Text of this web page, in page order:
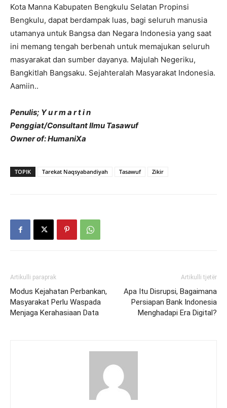
Kota Manna Kabupaten Bengkulu Selatan Propinsi
Bengkulu, dapat berdampak luas, bagi seluruh manusia
utamanya untuk Bangsa dan Negara Indonesia yang saat
ini memang tengah berbenah untuk memajukan seluruh
masyarakat dan sumber dayanya. Majulah Negeriku,
Bangkitlah Bangsaku. Sejahteralah Masyarakat Indonesia.
Aamiin..
Penulis; Y u r m a r t i n
Penggiat/Consultant Ilmu Tasawuf
Owner of: HumaniXa
TOPIK Tarekat Naqsyabandiyah Tasawuf Zikir
Artikulli paraprak
Modus Kejahatan Perbankan,
Masyarakat Perlu Waspada
Menjaga Kerahasiaan Data
Artikulli tjetër
Apa Itu Disrupsi, Bagaimana
Persiapan Bank Indonesia
Menghadapi Era Digital?